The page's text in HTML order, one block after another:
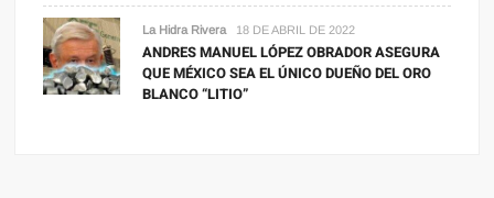
La Hidra Rivera 18 DE ABRIL DE 2022
ANDRES MANUEL LÓPEZ OBRADOR ASEGURA
QUE MÉXICO SEA EL ÚNICO DUEÑO DEL ORO
BLANCO “LITIO”